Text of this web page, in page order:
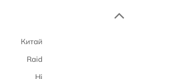
Китай
Raid
Ні